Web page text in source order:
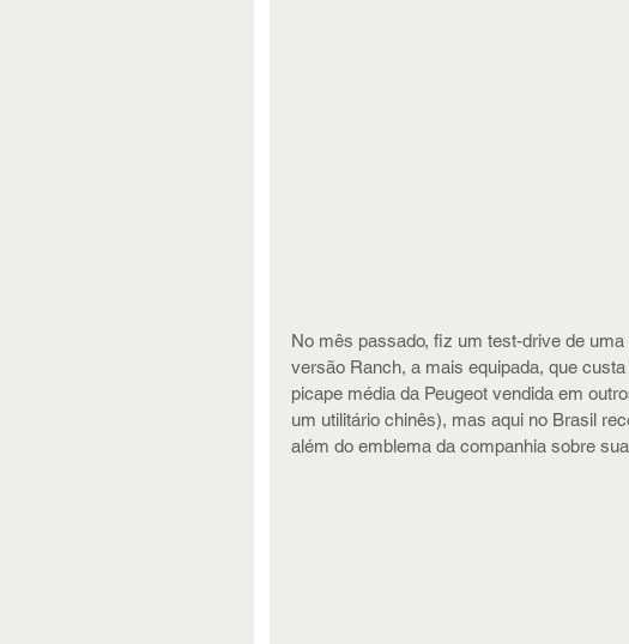
No mês passado, fiz um test-drive de
versão Ranch, a mais equipada, que
picape média da Peugeot vendida em
um utilitário chinês), mas aqui no Brasil
além do emblema da companhia sobre